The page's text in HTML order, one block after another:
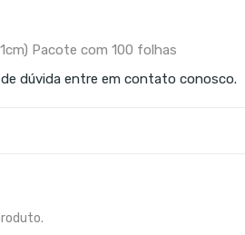
Pacote com 100 folhas
dúvida entre em contato conosco.